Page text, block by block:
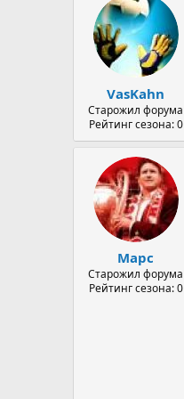
VasKahn
Старожил форума
Рейтинг сезона: 0
Марс
Старожил форума
Рейтинг сезона: 0